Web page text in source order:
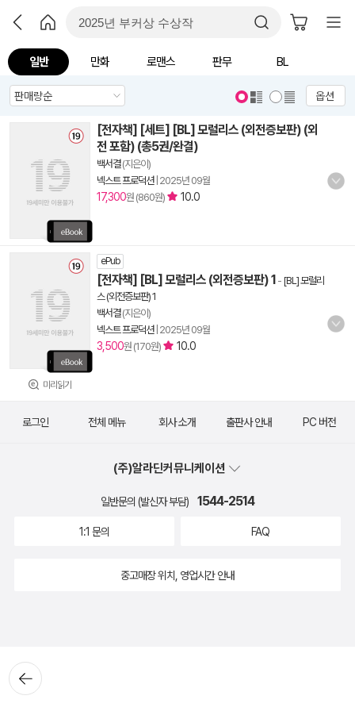
일반 만화 로맨스 판무 BL
옵션
[전자책] [세트] [BL] 모럴리스 (외전증보판) (외
전 포함) (총5권/완결)
백서결(지은이)
넥스트 프로덕션| 2025년 09월
17,300원 (860원) 10.0
미리읽기
ePub
[전자책] [BL] 모럴리스 (외전증보판) 1 - [BL] 모럴리
스 (외전증보판) 1
백서결(지은이)
넥스트 프로덕션| 2025년 09월
3,500원 (170원) 10.0
뒤로가
기
로그인 전체 메뉴 회사 소개 출판사 안내 PC 버전
(주)알라딘커뮤니케이션
일반문의 (발신자 부담) 1544-2514
1:1 문의 FAQ
중고매장 위치, 영업시간 안내